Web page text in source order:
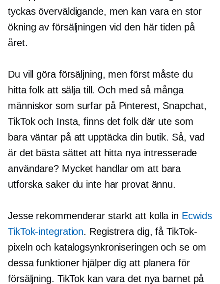
tyckas överväldigande, men kan vara en stor
ökning av försäljningen vid den här tiden på
året.
Du vill göra försäljning, men först måste du
hitta folk att sälja till. Och med så många
människor som surfar på Pinterest, Snapchat,
TikTok och Insta, finns det folk där ute som
bara väntar på att upptäcka din butik. Så, vad
är det bästa sättet att hitta nya intresserade
användare? Mycket handlar om att bara
utforska saker du inte har provat ännu.
Jesse rekommenderar starkt att kolla in Ecwids
TikTok-integration. Registrera dig, få TikTok-
pixeln och katalogsynkroniseringen och se om
dessa funktioner hjälper dig att planera för
försäljning. TikTok kan vara det nya barnet på